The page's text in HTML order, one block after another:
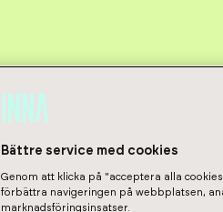
Pinta-ala
Bättre service med cookies
Genom att klicka på "acceptera alla
förbättra navigeringen på webbplatsen,
marknadsföringsinsatser.